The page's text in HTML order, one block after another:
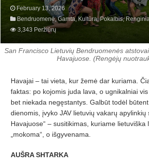
February 13, 2026
Bendruomenė,Gamta, Kultūra,Pokalbis,
3,343 Peržiūrų
San Francisco Lietuvių Bendruomenės
Havajuose. (Rengėjų
Havajai – tai vieta, kur žemė dar kuriama.
faktas: po kojomis juda lava, o ugnikalniai
bet niekada negęstantys. Galbūt todėl
dienomis, įvyko JAV lietuvių vakarų apylinkių
Havajuose“ – susitikimas, kuriame lietuviška
„mokoma“, o išgyvenama.
AUŠRA SHTARKA